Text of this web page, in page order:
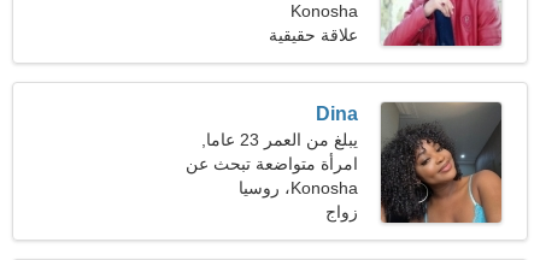
Konosha
علاقة حقيقية
Dina
يبلغ من العمر 23 عاما,
الميزان
امرأة متواضعة تبحث عن
علاقة حب
Konosha، روسيا
زواج